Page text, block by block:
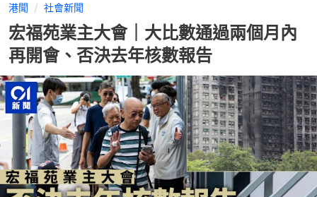
港聞 社會新聞
宏福苑業主大會｜大比數通過兩個月內
再開會、否決去年核數報告